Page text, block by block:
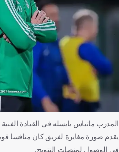
المدرب ماتياس يايسله في القيادة
يقدم صورة مغايرة لفريق كان منافسا
في الوصول لمنصات التتويج.